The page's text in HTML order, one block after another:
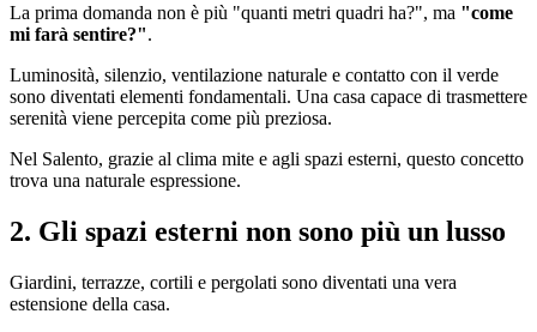
La prima domanda non è più "quanti metri quadri ha?", ma "come
mi farà sentire?".
Luminosità, silenzio, ventilazione naturale e contatto con il verde
sono diventati elementi fondamentali. Una casa capace di trasmettere
serenità viene percepita come più preziosa.
Nel Salento, grazie al clima mite e agli spazi esterni, questo concetto
trova una naturale espressione.
2. Gli spazi esterni non sono più un lusso
Giardini, terrazze, cortili e pergolati sono diventati una vera
estensione della casa.